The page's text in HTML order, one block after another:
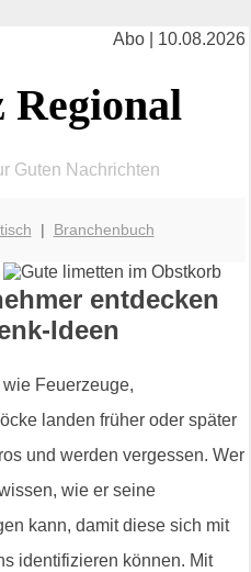
Abo | 10.08.2026
Regional
Guten Nachrichten
| Branchenbuch
entdecken
Ideen
Feuerzeuge,
landen früher oder später
und werden vergessen. Wer
wie er seine
kann, damit diese sich mit
identifizieren können. Mit